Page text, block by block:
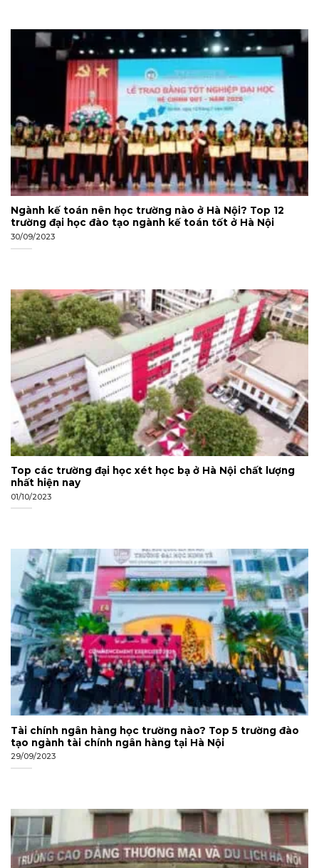
Ngành kế toán nên học trường nào ở Hà Nội? Top 12
trường đại học đào tạo ngành kế toán tốt ở Hà Nội
30/09/2023
Top các trường đại học xét học bạ ở Hà Nội chất lượng
nhất hiện nay
01/10/2023
Tài chính ngân hàng học trường nào? Top 5 trường đào
tạo ngành tài chính ngân hàng tại Hà Nội
29/09/2023